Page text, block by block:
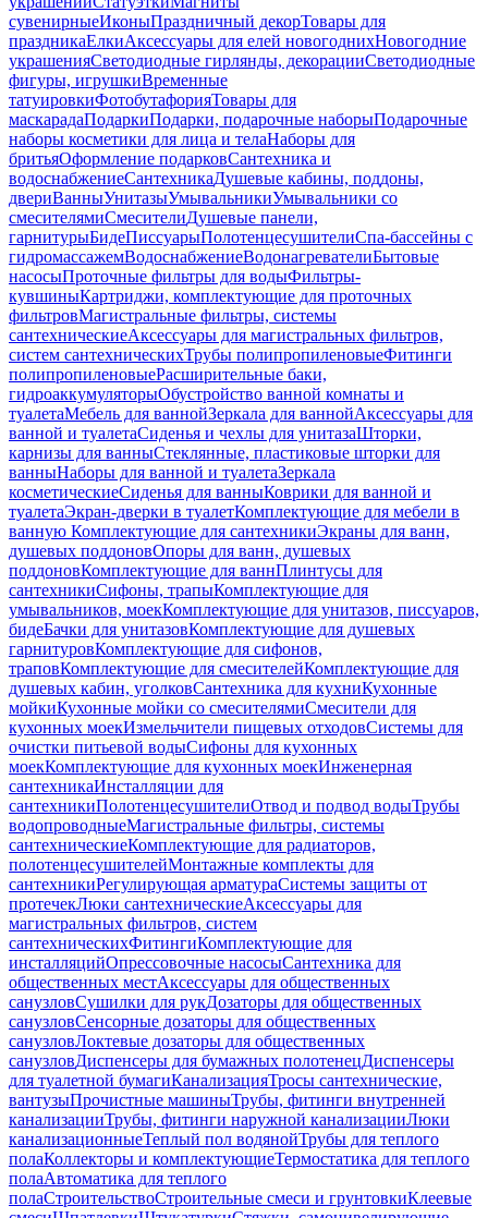
сувенирныеИконыПраздничный декорТовары для
праздникаЕлкиАксессуары для елей новогоднихНовогодние
украшенияСветодиодные гирлянды, декорацииСветодиодные
фигуры, игрушкиВременные
татуировкиФотобутафорияТовары для
маскарадаПодаркиПодарки, подарочные наборыПодарочные
наборы косметики для лица и телаНаборы для
бритьяОформление подарковСантехника и
водоснабжениеСантехникаДушевые кабины, поддоны,
двериВанныУнитазыУмывальникиУмывальники со
смесителямиСмесителиДушевые панели,
гарнитурыБидеПиссуарыПолотенцесушителиСпа-бассейны с
гидромассажемВодоснабжениеВодонагревателиБытовые
насосыПроточные фильтры для водыФильтры-
кувшиныКартриджи, комплектующие для проточных
фильтровМагистральные фильтры, системы
сантехническиеАксессуары для магистральных фильтров,
систем сантехническихТрубы полипропиленовыеФитинги
полипропиленовыеРасширительные баки,
гидроаккумуляторыОбустройство ванной комнаты и
туалетаМебель для ваннойЗеркала для ваннойАксессуары для
ванной и туалетаСиденья и чехлы для унитазаШторки,
карнизы для ванныСтеклянные, пластиковые шторки для
ванныНаборы для ванной и туалетаЗеркала
косметическиеСиденья для ванныКоврики для ванной и
туалетаЭкран-дверки в туалетКомплектующие для мебели в
ванную Комплектующие для сантехникиЭкраны для ванн,
душевых поддоновОпоры для ванн, душевых
поддоновКомплектующие для ваннПлинтусы для
сантехникиСифоны, трапыКомплектующие для
умывальников, моекКомплектующие для унитазов, писсуаров,
бидеБачки для унитазовКомплектующие для душевых
гарнитуровКомплектующие для сифонов,
траповКомплектующие для смесителейКомплектующие для
душевых кабин, уголковСантехника для кухниКухонные
мойкиКухонные мойки со смесителямиСмесители для
кухонных моекИзмельчители пищевых отходовСистемы для
очистки питьевой водыСифоны для кухонных
моекКомплектующие для кухонных моекИнженерная
сантехникаИнсталляции для
сантехникиПолотенцесушителиОтвод и подвод водыТрубы
водопроводныеМагистральные фильтры, системы
сантехническиеКомплектующие для радиаторов,
полотенцесушителейМонтажные комплекты для
сантехникиРегулирующая арматураСистемы защиты от
протечекЛюки сантехническиеАксессуары для
магистральных фильтров, систем
сантехническихФитингиКомплектующие для
инсталляцийОпрессовочные насосыСантехника для
общественных местАксессуары для общественных
санузловСушилки для рукДозаторы для общественных
санузловСенсорные дозаторы для общественных
санузловЛоктевые дозаторы для общественных
санузловДиспенсеры для бумажных полотенецДиспенсеры
для туалетной бумагиКанализацияТросы сантехнические,
вантузыПрочистные машиныТрубы, фитинги внутренней
канализацииТрубы, фитинги наружной канализацииЛюки
канализационныеТеплый пол водянойТрубы для теплого
полаКоллекторы и комплектующиеТермостатика для теплого
полаАвтоматика для теплого
полаСтроительствоСтроительные смеси и грунтовкиКлеевые